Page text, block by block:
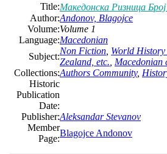
Title:Македонска Ризница
Author:Andonov, Blagojce
Volume:Volume 1
Language:Macedonian
Subject:
Non Fiction World
Zealand, etc. Macedonian
Collections:Authors Community,
Historic
Publication
Date:
Publisher:Aleksandar Stevanov
Member
Page:
Blagojce Andonov